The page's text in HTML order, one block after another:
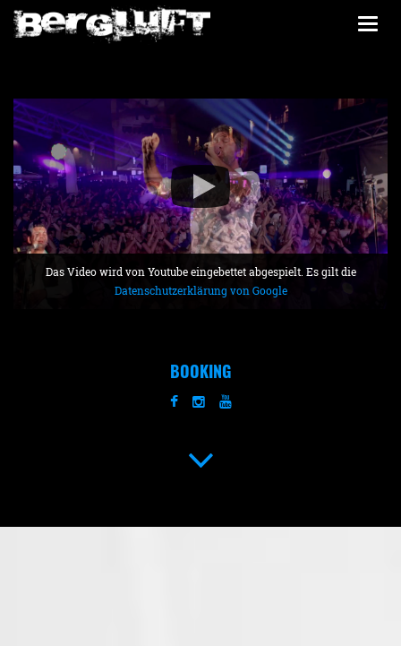
Das Video wird von Youtube eingebettet abgespielt. Es gilt die
Datenschutzerklärung von Google
BOOKING